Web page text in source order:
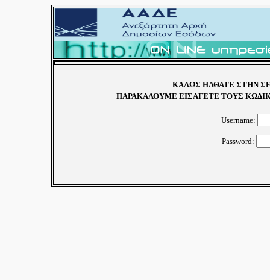
ΚΑΛΩΣ ΗΛΘΑΤΕ ΣΤΗΝ
ΠΑΡΑΚΑΛΟΥΜΕ ΕΙΣΑΓΕΤΕ ΤΟΥΣ
Username:
Password: